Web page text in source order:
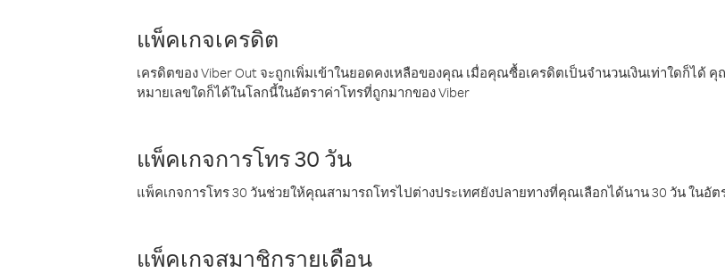
แพ็คเกจเครดิต
เครดิตของ Viber Out จะถูกเพิ่มเข้าในยอดคงเหลือของคุณ เมื่อคุณซื้อเครดิตเป็นจำนวนเงินเท่าใดก็ได้
หมายเลขใดก็ได้ในโลกนี้ในอัตราค่าโทรที่ถูกมากของ Viber
แพ็คเกจการโทร 30 วัน
แพ็คเกจการโทร 30 วันช่วยให้คุณสามารถโทรไปต่างประเทศยังปลายทางที่คุณเลือกได้นาน 30 วัน ในอั
แพ็คเกจสมาชิกรายเดือน